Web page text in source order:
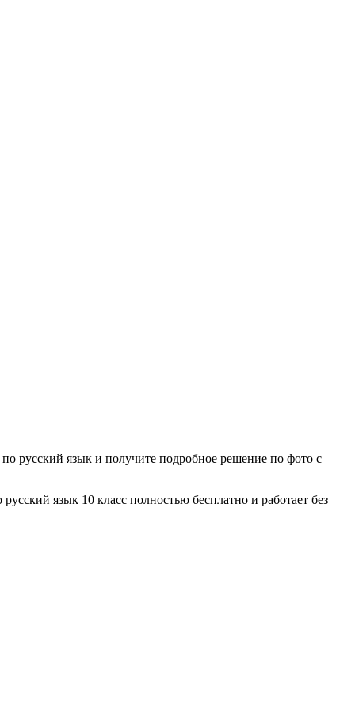
по русский язык и получите подробное решение по фото с
русский язык 10 класс полностью бесплатно и работает без